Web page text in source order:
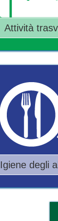
Attività
Igiene degli